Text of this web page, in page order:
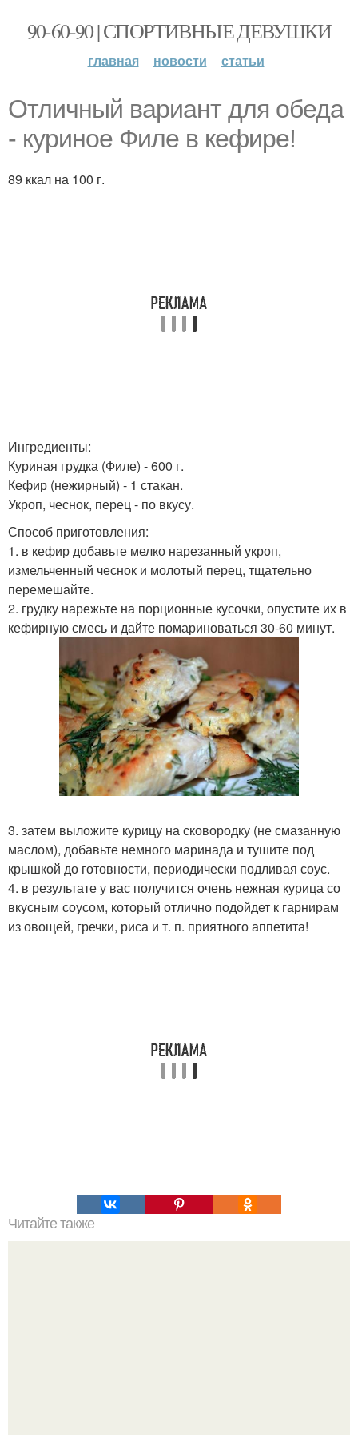
90-60-90 | СПОРТИВНЫЕ ДЕВУШКИ
главная новости статьи
Отличный вариант для обеда
- куриное Филе в кефире!
89 ккал на 100 г.
Ингредиенты:
Куриная грудка (Филе) - 600 г.
Кефир (нежирный) - 1 стакан.
Укроп, чеснок, перец - по вкусу.
Способ приготовления:
1. в кефир добавьте мелко нарезанный укроп,
измельченный чеснок и молотый перец, тщательно
перемешайте.
2. грудку нарежьте на порционные кусочки, опустите их в
кефирную смесь и дайте помариноваться 30-60 минут.
3. затем выложите курицу на сковородку (не смазанную
маслом), добавьте немного маринада и тушите под
крышкой до готовности, периодически подливая соус.
4. в результате у вас получится очень нежная курица со
вкусным соусом, который отлично подойдет к гарнирам
из овощей, гречки, риса и т. п. приятного аппетита!
Читайте также